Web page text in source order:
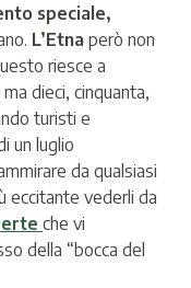
speciale,
L’Etna però non
riesce a
dieci, cinquanta,
turisti e
un luglio
da qualsiasi
eccitante vederli da
che vi
della “bocca del